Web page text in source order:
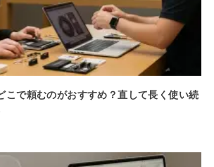
こで頼むのがおすすめ？直して長く使い続